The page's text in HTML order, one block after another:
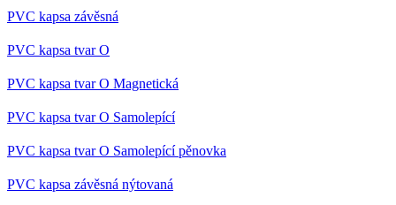
PVC kapsa závěsná
PVC kapsa tvar O
PVC kapsa tvar O Magnetická
PVC kapsa tvar O Samolepící
PVC kapsa tvar O Samolepící pěnovka
PVC kapsa závěsná nýtovaná